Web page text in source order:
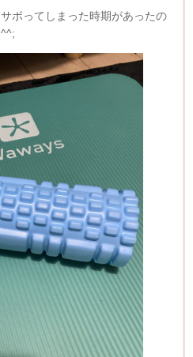
ボってしまった時期があったの